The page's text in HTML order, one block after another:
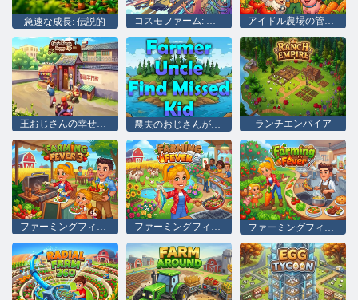
急速な成長: 伝説的 コスモファーム: 軌道上の野菜 アイドル農場の管理人 2
王おじさんの幸せな生活 農夫のおじさんが行方不明の子供を探す ランチエンパイア
ファーミングフィーバー